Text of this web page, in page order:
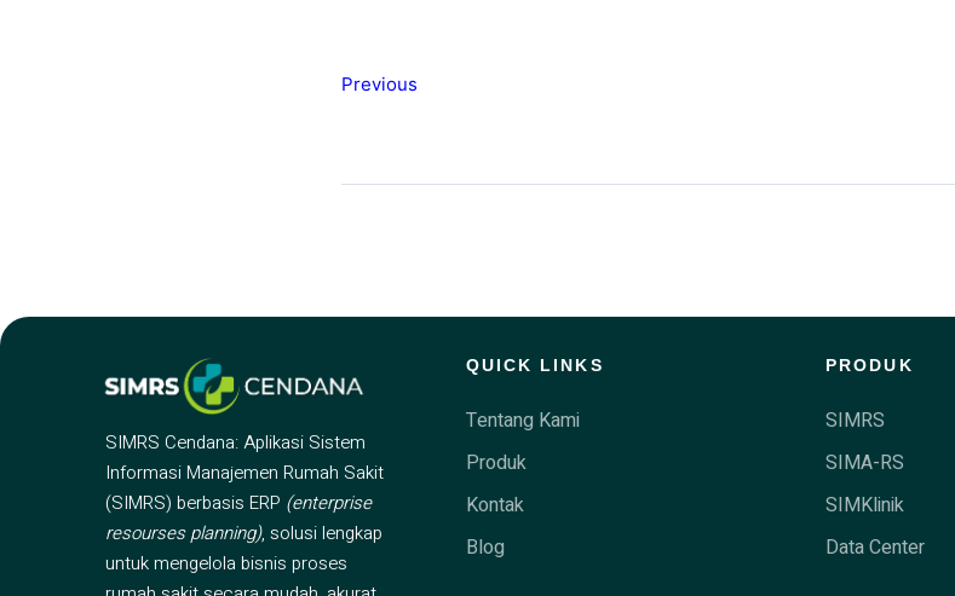
Previous
SIMRS Cendana: Aplikasi Sistem
Informasi Manajemen Rumah Sakit
(SIMRS) berbasis ERP (enterprise
resourses planning), solusi lengkap
untuk mengelola bisnis proses
QUICK LINKS
Tentang Kami
Produk
Kontak
Blog
PRODUK
SIMRS
SIMA-RS
SIMKlinik
Data Center